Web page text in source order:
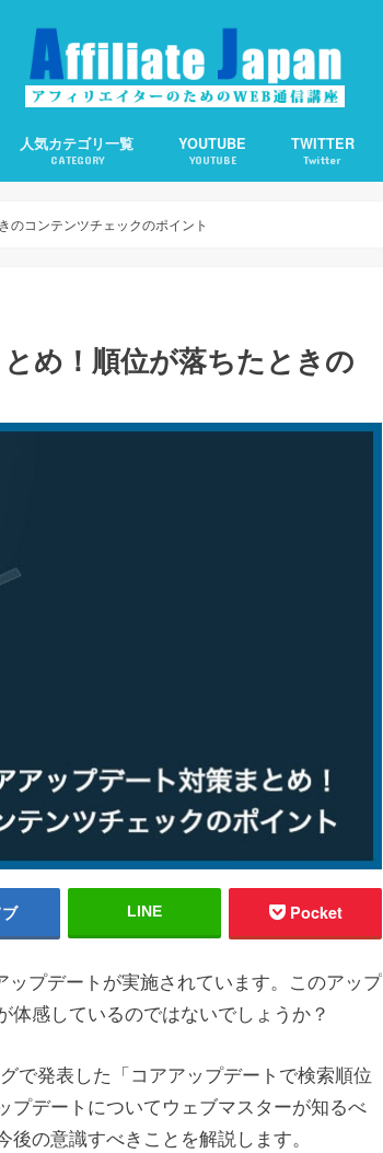
人気カテゴリ一覧
CATEGORY
YOUTUBE
YOUTUBE
TWITTER
Twitter
のコンテンツチェックのポイント
め！順位が落ちたときの
LINE Pocket
プデートが実施されています。このアップ
感しているのではないでしょうか？
で発表した「コアアップデートで検索順位
プデートについてウェブマスターが知るべ
の意識すべきことを解説します。